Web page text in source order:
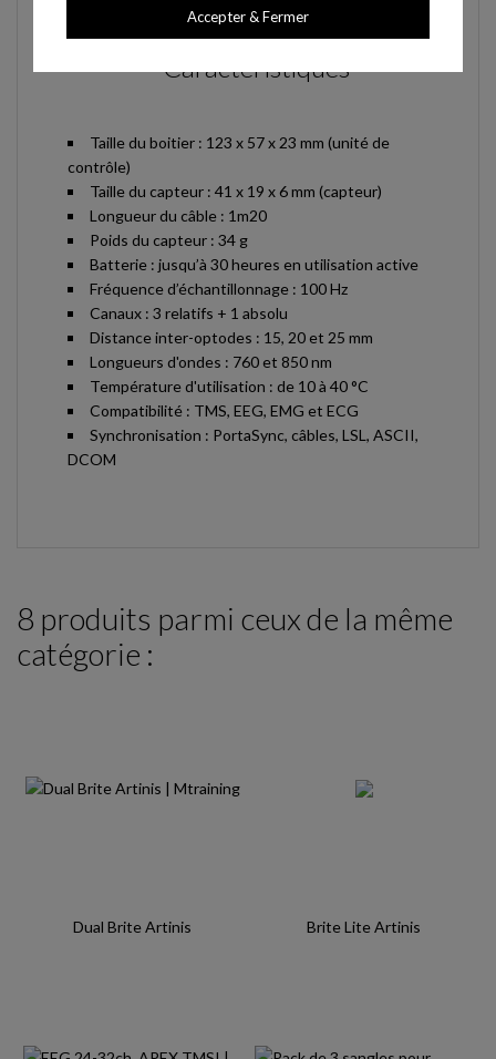
Accepter & Fermer
Caractéristiques
Taille du boitier : 123 x 57 x 23 mm (unité de
contrôle)
Taille du capteur : 41 x 19 x 6 mm (capteur)
Longueur du câble : 1m20
Poids du capteur : 34 g
Batterie : jusqu’à 30 heures en utilisation active
Fréquence d’échantillonnage : 100 Hz
Canaux : 3 relatifs + 1 absolu
Distance inter-optodes : 15, 20 et 25 mm
Longueurs d'ondes : 760 et 850 nm
Température d'utilisation : de 10 à 40 °C
Compatibilité : TMS, EEG, EMG et ECG
Synchronisation : PortaSync, câbles, LSL, ASCII,
DCOM
8 produits parmi ceux de la même
catégorie :
Dual Brite Artinis Brite Lite Artinis